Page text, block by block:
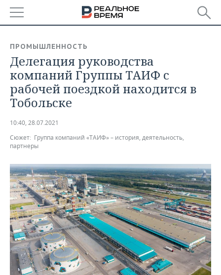
БАШКОРТОСТАН
ТАТАРСТАН
УДМУРТИЯ
НОВОСТИ
АНАЛИТИКА
НОВОСТИ АНАЛИТИКИ
ДЕКЛАРАЦИИ О ДОХОДАХ
КОРОЛИ ГОСЗАКАЗА ПФО
ВУЗЫ ТАТАРСТАНА
КОМУ ПРИНАДЛЕЖАТ
ТОРГОВЫЕ ЦЕНТРЫ
ТАТАРСТАНА
ЭКОНОМИКА
НОВОСТИ ЭКОНОМИКИ
ФИНАНСЫ
БАНКИ
БЮДЖЕТ
ИНВЕСТИЦИИ
ПРОМЫШЛЕННОСТЬ
НОВОСТИ
АГРОПРОМ
МАШИНОСТРОЕНИЕ
НЕФТЕХИМИЯ
НЕФТЬ
ОПК
НЕДВИЖИМОСТЬ
НОВОСТИ НЕДВИЖИМОСТИ
АВТО
НОВОСТИ АВТО
БИЗНЕС
НОВОСТИ БИЗНЕСА
РОЗНИЧНАЯ ТОРГОВЛЯ
ТРАНСПОРТ
ТЕХНОЛОГИИ
НОВОСТИ ТЕХНОЛОГИЙ
IT
МЕРОПРИЯТИЯ
НОВОСТИ МЕРОПРИЯТИЙ
СПОРТ
ПРОМЫШЛЕННОСТЬ
Делегация руководства
компаний Группы ТАИФ с
рабочей поездкой находится в
Тобольске
10:40, 28.07.2021
Сюжет: Группа компаний «ТАИФ» – история, деятельность,
партнеры